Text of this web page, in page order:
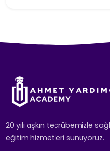
20 yılı aşkın tecrübemizle
eğitim hizmetleri sunuyoruz.